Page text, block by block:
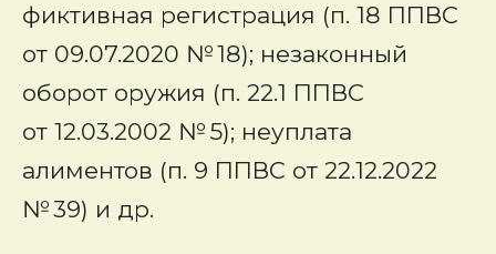
фиктивная регистрация (п. 18 ППВС
от 09.07.2020 № 18); незаконный
оборот оружия (п. 22.1 ППВС
от 12.03.2002 № 5); неуплата
алиментов (п. 9 ППВС от 22.12.2022
№ 39) и др.